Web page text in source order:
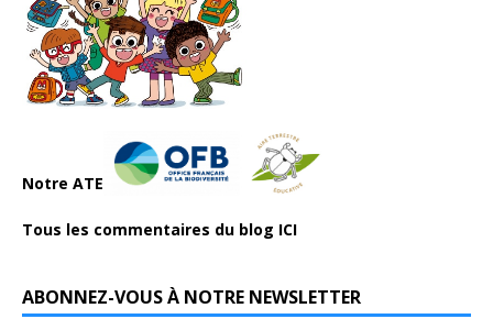
Notre ATE
Tous les commentaires du blog ICI
ABONNEZ-VOUS À NOTRE NEWSLETTER